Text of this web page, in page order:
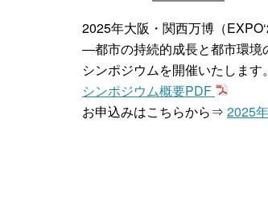
2025年大阪・関西万博（
―都市の持続的成長と都市環
シンポジウムを開催いたします。
シンポジウム概要PDF
お申込みはこちらから⇒ 2025